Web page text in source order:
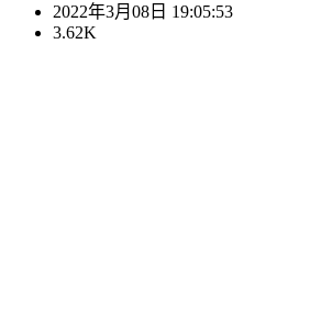
2022年3月08日 19:05:53
3.62K